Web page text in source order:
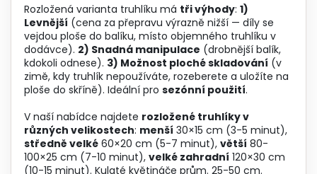
a
c
í
p
r
v
k
v
ý
p
i
Rozložená varianta truhlíku má tři výhody: 1)
Levnější (cena za přepravu výrazně nižší — díly se
vejdou ploše do balíku, místo objemného truhlíku v
dodávce). 2) Snadná manipulace (drobnější balík,
kdokoli odnese). 3) Možnost ploché skladování (v
zimě, kdy truhlík nepoužíváte, rozeberete a uložíte na
ploše do skříně). Ideální pro sezónní použití.
V naší nabídce najdete rozložené truhlíky v
různých velikostech: menší 30×15 cm (3-5 minut),
středně velké 60×20 cm (5-7 minut), větší 80-
100×25 cm (7-10 minut), velké zahradní 120×30 cm
(10-15 minut). Kulaté květináče prům. 25-50 cm.